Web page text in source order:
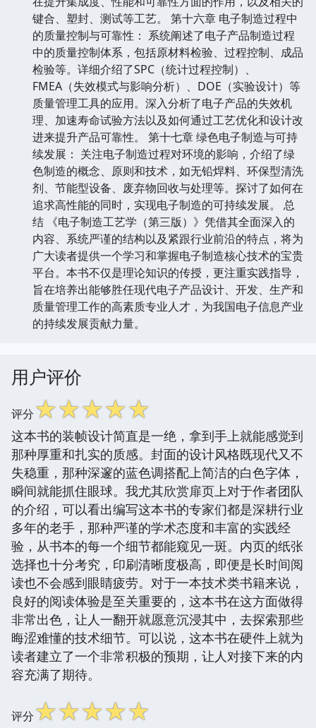
键合、塑封、测试等工艺。 第十六章 电子制造过程中
的质量控制与可靠性： 系统阐述了电子产品制造过程
中的质量控制体系，包括原材料检验、过程控制、成品
检验等。详细介绍了SPC（统计过程控制）、
FMEA（失效模式与影响分析）、DOE（实验设计）等
质量管理工具的应用。深入分析了电子产品的失效机
理、加速寿命试验方法以及如何通过工艺优化和设计改
进来提升产品可靠性。 第十七章 绿色电子制造与可持
续发展： 关注电子制造过程对环境的影响，介绍了绿
色制造的概念、原则和技术，如无铅焊料、环保型清洗
剂、节能型设备、废弃物回收与处理等。探讨了如何在
追求高性能的同时，实现电子制造的可持续发展。 总
结 《电子制造工艺学（第三版）》凭借其全面深入的
内容、系统严谨的结构以及紧跟行业前沿的特点，将为
广大读者提供一个学习和掌握电子制造核心技术的宝贵
平台。本书不仅是理论知识的传授，更注重实践指导，
旨在培养出能够胜任现代电子产品设计、开发、生产和
质量管理工作的高素质专业人才，为我国电子信息产业
的持续发展贡献力量。
用户评价
评分☆☆☆☆☆
这本书的装帧设计简直是一绝，拿到手上就能感觉到
那种厚重和扎实的质感。封面的设计风格既现代又不
失稳重，那种深邃的蓝色调搭配上简洁的白色字体，
瞬间就能抓住眼球。我尤其欣赏扉页上对于作者团队
的介绍，可以看出编写这本书的专家们都是深耕行业
多年的老手，那种严谨的学术态度和丰富的实践经
验，从书本的每一个细节都能窥见一斑。内页的纸张
选择也十分考究，印刷清晰度极高，即便是长时间阅
读也不会感到眼睛疲劳。对于一本技术类书籍来说，
良好的阅读体验是至关重要的，这本书在这方面做得
非常出色，让人一翻开就愿意沉浸其中，去探索那些
晦涩难懂的技术细节。可以说，这本书在硬件上就为
读者建立了一个非常积极的预期，让人对接下来的内
容充满了期待。
评分☆☆☆☆☆